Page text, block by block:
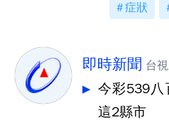
症狀
即時新聞 台
今彩539
這2縣市